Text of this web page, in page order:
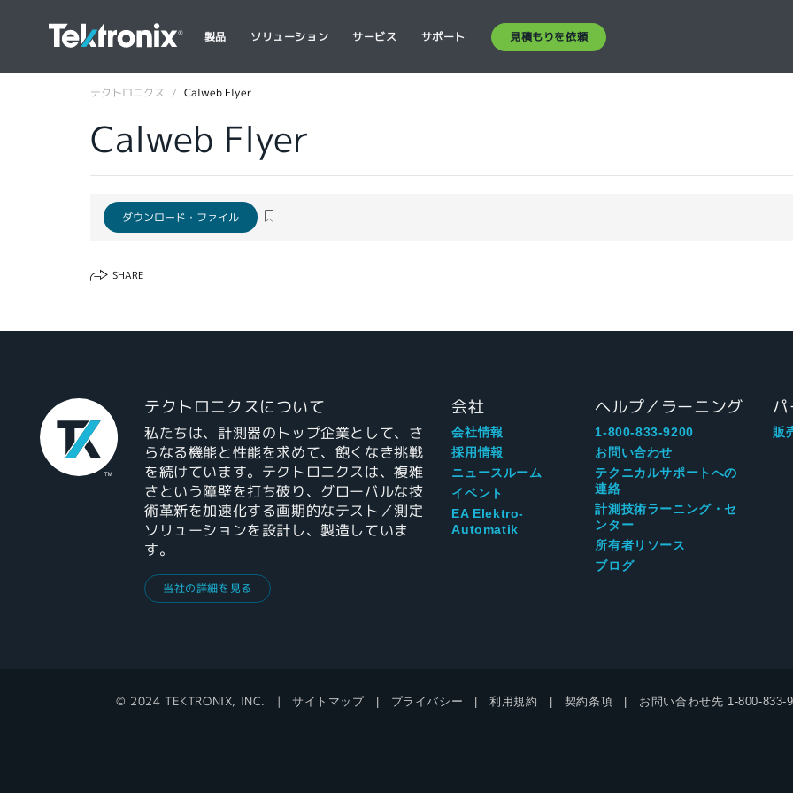
製品 ソリューション サービス サポート 見積もりを依頼
テクトロニクス Calweb Flyer
Calweb Flyer
ダウンロード・ファイル
SHARE
テクトロニクスについて
私たちは、計測器のトップ企業として、さ
らなる機能と性能を求めて、飽くなき挑戦
を続けています。テクトロニクスは、複雑
さという障壁を打ち破り、グローバルな技
術革新を加速化する画期的なテスト／測定
ソリューションを設計し、製造していま
す。
当社の詳細を見る
会社
会社情報
採用情報
ニュースルーム
イベント
EA Elektro-
Automatik
ヘルプ／ラーニング
1-800-833-9200
お問い合わせ
テクニカルサポートへの
連絡
計測技術ラーニング・セ
ンター
所有者リソース
ブログ
販
© 2024 TEKTRONIX, INC. サイトマップ プライバシー 利用規約 契約条項 お問い合わせ先 1-800-833-